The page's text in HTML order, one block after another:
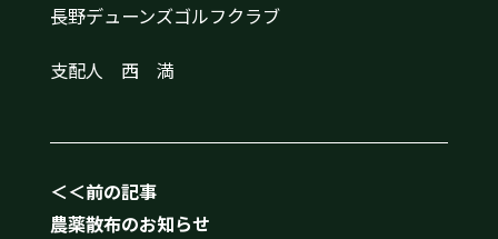
長野デューンズゴルフクラブ
支配人 西 満
＜＜前の記事
農薬散布のお知らせ